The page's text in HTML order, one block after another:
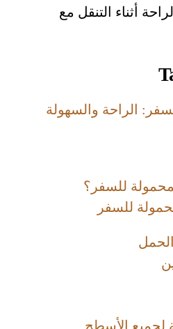
أثناء التنقل مع
الراحة والسهولة
للسفر؟
للسفر